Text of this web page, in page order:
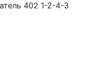
402 1-2-4-3